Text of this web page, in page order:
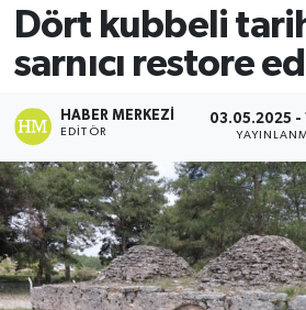
Dört kubbeli
sarnıcı restore
HABER MERKEZI
EDITÖR
03.05.2025 -
SİYASET
EKONOMİ
EĞİTİM
SAĞLIK
MAGAZİN
SPOR
Süper Lig Puan Durumu ve
Tüm Manşetler
Son Dakika Haberleri
Haber Arşivi